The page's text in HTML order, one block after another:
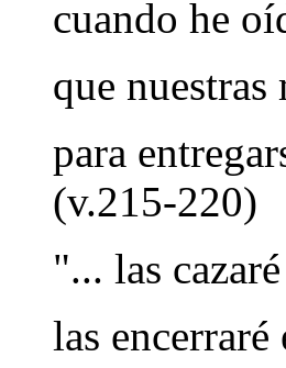
cuando he
que nuestras
para
(v.215-220)
"... las
las